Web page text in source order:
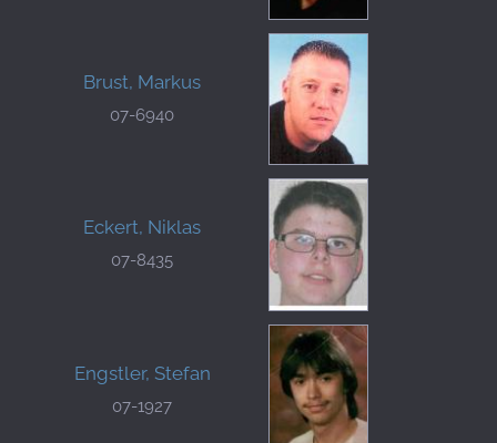
Brust, Markus
07-6940
Eckert, Niklas
07-8435
Engstler, Stefan
07-1927